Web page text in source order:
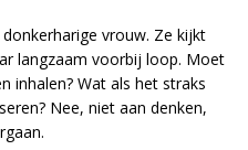
vrouw. Ze kijkt
langzaam voorbij loop. Moet
inhalen? Wat als het straks
Nee, niet aan denken,